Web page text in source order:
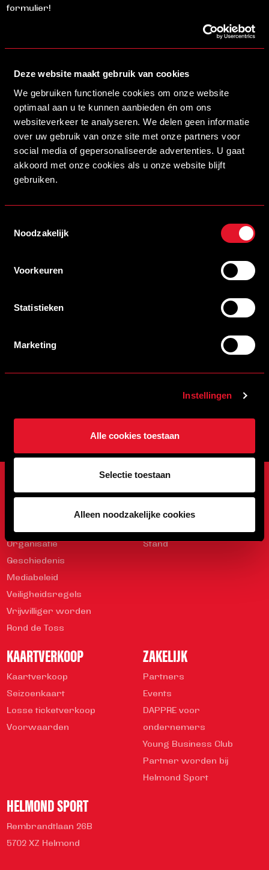
Deze website maakt gebruik van cookies
We gebruiken functionele cookies om onze website
optimaal aan u te kunnen aanbieden én om ons
websiteverkeer te analyseren. We delen geen informatie
over uw gebruik van onze site met onze partners voor
social media of gepersonaliseerde advertenties. U gaat
akkoord met onze cookies als u onze website blijft
gebruiken.
Noodzakelijk
Voorkeuren
Statistieken
Marketing
Instellingen
Alle cookies toestaan
Selectie toestaan
Alleen noodzakelijke cookies
formulier!
MELD EEN POTENTIËLE PARTNER AAN
Aanmelden is niet meer mogelijk.
Brainport partners
SCHRIJF JE IN VOOR DE NIEUWSBRIEF
Schrijf je in voor de nieuwsbrief en blijf op de hoogte!
info@helmondsport.nl
ONZE CLUB
Organisatie
Geschiedenis
Mediabeleid
Veiligheidsregels
Vrijwilliger worden
Rond de Toss
WEDSTRIJDEN
Programma
Stand
KAARTVERKOOP
Kaartverkoop
Seizoenkaart
Losse ticketverkoop
Voorwaarden
ZAKELIJK
Partners
Events
DAPPRE voor
ondernemers
Young Business Club
Partner worden bij
Helmond Sport
HELMOND SPORT
Rembrandtlaan 26B
5702 XZ Helmond